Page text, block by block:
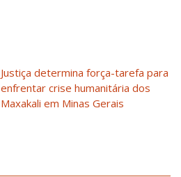
Justiça determina força-tarefa para
enfrentar crise humanitária dos
Maxakali em Minas Gerais